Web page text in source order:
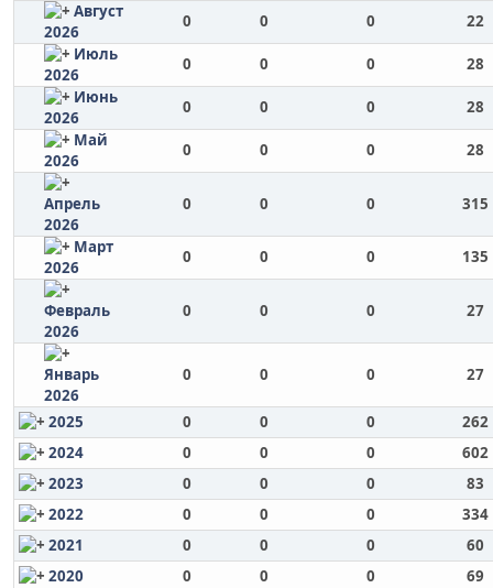
Август
2026
0 0 0
22
Июль
2026
0 0 0
28
Июнь
2026
0 0 0
28
Май
2026
0 0 0 28
Апрель
2026
0 0 0 315
Март
2026
0 0 0 135
Февраль
2026
0 0 0 27
Январь
2026
0 0 0 27
2025 0 0 0
262
2024
0 0 0
602
2023
0 0 0
83
2022
0 0 0
334
2021
0 0 0
60
2020
0 0 0 69